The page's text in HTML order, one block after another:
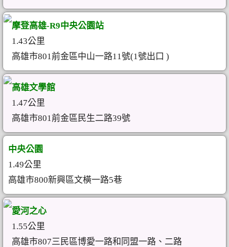
摩登高雄-R9中央公園站
1.43公里
高雄市801前金區中山一路11號(1號出口 )
高雄文學館
1.47公里
高雄市801前金區民生二路39號
中央公園
1.49公里
高雄市800新興區文橫一路5巷
愛河之心
1.55公里
高雄市807三民區博愛一路和同盟一路、二路